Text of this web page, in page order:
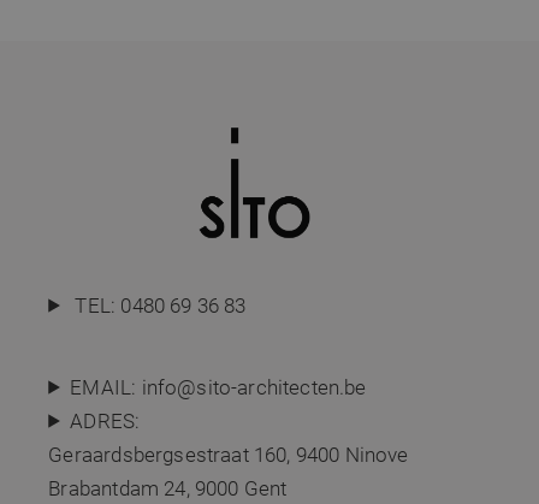
TEL: 0480 69 36 83
EMAIL: info@sito-architecten.be
ADRES:
Geraardsbergsestraat 160, 9400 Ninove
Brabantdam 24, 9000 Gent